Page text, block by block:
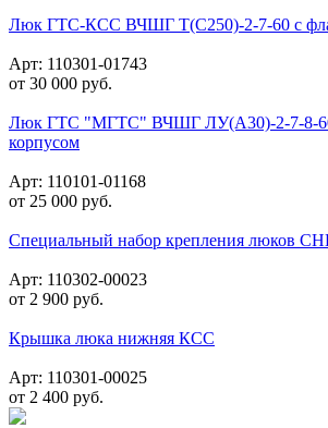
Люк ГТС-КСС ВЧШГ Т(С250)-2-7-60 с
Арт: 110301-01743
от 30 000 руб.
Люк ГТС "МГТС" ВЧШГ ЛУ(А30)-2-7-8-60
корпусом
Арт: 110101-01168
от 25 000 руб.
Специальный набор крепления люков
Арт: 110302-00023
от 2 900 руб.
Крышка люка нижняя КСС
Арт: 110301-00025
от 2 400 руб.